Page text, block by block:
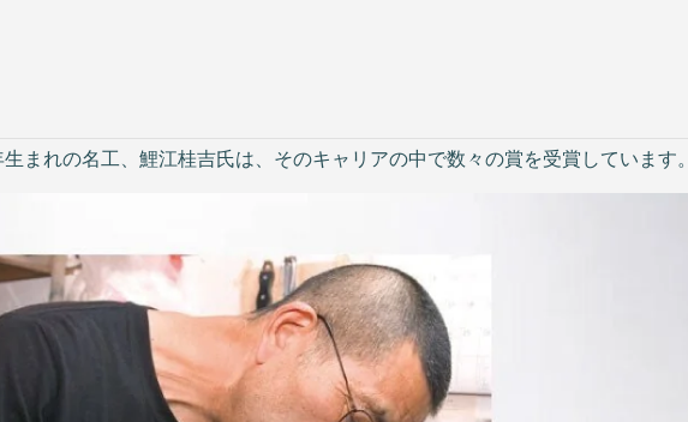
まれの名工、鯉江桂吉氏は、そのキャリアの中で数々の賞を受賞しています。